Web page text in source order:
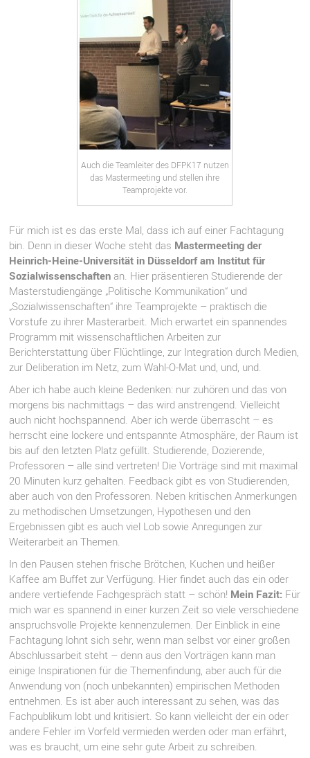
Auch die Teamleiter des DFPK17 nutzen
das Mastermeeting und stellen ihre
Teamprojekte vor.
Für mich ist es das erste Mal, dass ich auf einer Fachtagung
bin. Denn in dieser Woche steht das Mastermeeting der
Heinrich-Heine-Universität in Düsseldorf am Institut für
Sozialwissenschaften an. Hier präsentieren Studierende der
Masterstudiengänge „Politische Kommunikation“ und
„Sozialwissenschaften“ ihre Teamprojekte – praktisch die
Vorstufe zu ihrer Masterarbeit. Mich erwartet ein spannendes
Programm mit wissenschaftlichen Arbeiten zur
Berichterstattung über Flüchtlinge, zur Integration durch Medien,
zur Deliberation im Netz, zum Wahl-O-Mat und, und, und.
Aber ich habe auch kleine Bedenken: nur zuhören und das von
morgens bis nachmittags – das wird anstrengend. Vielleicht
auch nicht hochspannend. Aber ich werde überrascht – es
herrscht eine lockere und entspannte Atmosphäre, der Raum ist
bis auf den letzten Platz gefüllt. Studierende, Dozierende,
Professoren – alle sind vertreten! Die Vorträge sind mit maximal
20 Minuten kurz gehalten. Feedback gibt es von Studierenden,
aber auch von den Professoren. Neben kritischen Anmerkungen
zu methodischen Umsetzungen, Hypothesen und den
Ergebnissen gibt es auch viel Lob sowie Anregungen zur
Weiterarbeit an Themen.
In den Pausen stehen frische Brötchen, Kuchen und heißer
Kaffee am Buffet zur Verfügung. Hier findet auch das ein oder
andere vertiefende Fachgespräch statt – schön! Mein Fazit: Für
mich war es spannend in einer kurzen Zeit so viele verschiedene
anspruchsvolle Projekte kennenzulernen. Der Einblick in eine
Fachtagung lohnt sich sehr, wenn man selbst vor einer großen
Abschlussarbeit steht – denn aus den Vorträgen kann man
einige Inspirationen für die Themenfindung, aber auch für die
Anwendung von (noch unbekannten) empirischen Methoden
entnehmen. Es ist aber auch interessant zu sehen, was das
Fachpublikum lobt und kritisiert. So kann vielleicht der ein oder
andere Fehler im Vorfeld vermieden werden oder man erfährt,
was es braucht, um eine sehr gute Arbeit zu schreiben.